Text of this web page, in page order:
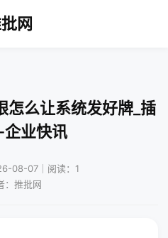
网
怎么让系统发好牌_插
业快讯
08-07｜阅读：1
：推批网